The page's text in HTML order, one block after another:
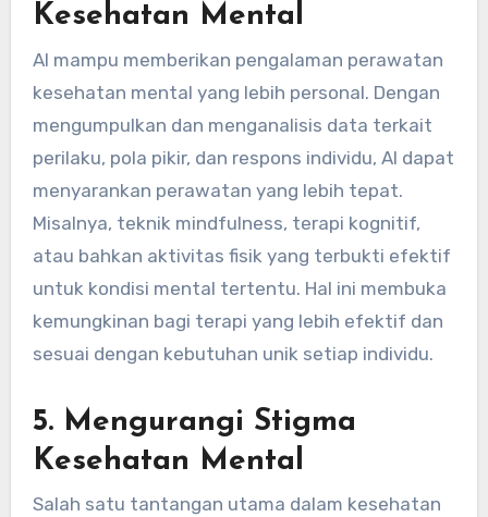
Kesehatan Mental
AI mampu memberikan pengalaman perawatan
kesehatan mental yang lebih personal. Dengan
mengumpulkan dan menganalisis data terkait
perilaku, pola pikir, dan respons individu, AI dapat
menyarankan perawatan yang lebih tepat.
Misalnya, teknik mindfulness, terapi kognitif,
atau bahkan aktivitas fisik yang terbukti efektif
untuk kondisi mental tertentu. Hal ini membuka
kemungkinan bagi terapi yang lebih efektif dan
sesuai dengan kebutuhan unik setiap individu.
5. Mengurangi Stigma
Kesehatan Mental
Salah satu tantangan utama dalam kesehatan